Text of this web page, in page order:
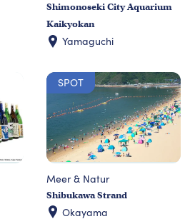
Shimonoseki City Aquarium
Kaikyokan
Yamaguchi
SPOT
Meer & Natur
Shibukawa Strand
Okayama